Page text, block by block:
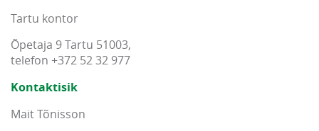
Tartu kontor
Õpetaja 9 Tartu 51003,
telefon +372 52 32 977
Kontaktisik
Mait Tõnisson